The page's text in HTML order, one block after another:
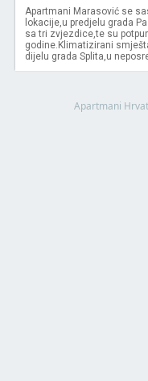
Apartmani Marasović se
lokacije,u predjelu grada
sa tri zvjezdice,te su
godine.Klimatizirani
dijelu grada Splita,u
Apartmani